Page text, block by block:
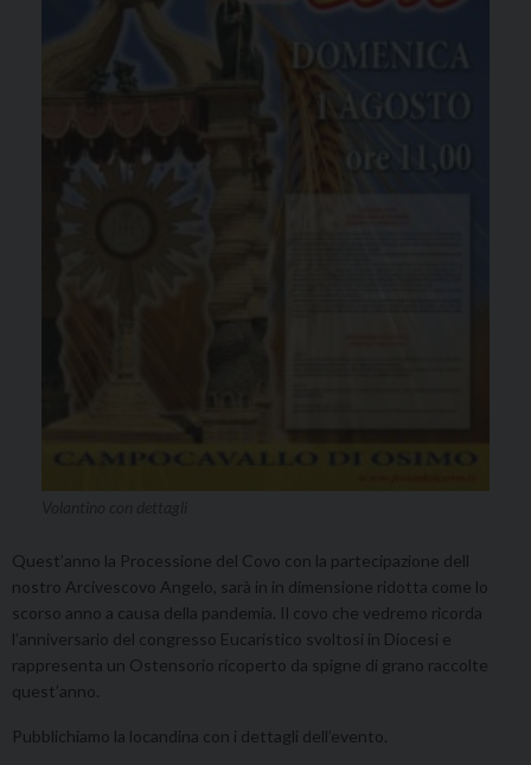
Quest’anno la Processione del Covo con la partecipazione dell
nostro Arcivescovo Angelo, sarà in in dimensione ridotta come lo
scorso anno a causa della pandemia. Il covo che vedremo ricorda
l’anniversario del congresso Eucaristico svoltosi in Diocesi e
rappresenta un Ostensorio ricoperto da spigne di grano raccolte
quest’anno.
Pubblichiamo la locandina con i dettagli dell’evento.